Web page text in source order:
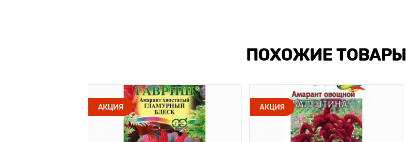
ПОХОЖИЕ ТОВАРЫ
АКЦИЯ АКЦИЯ